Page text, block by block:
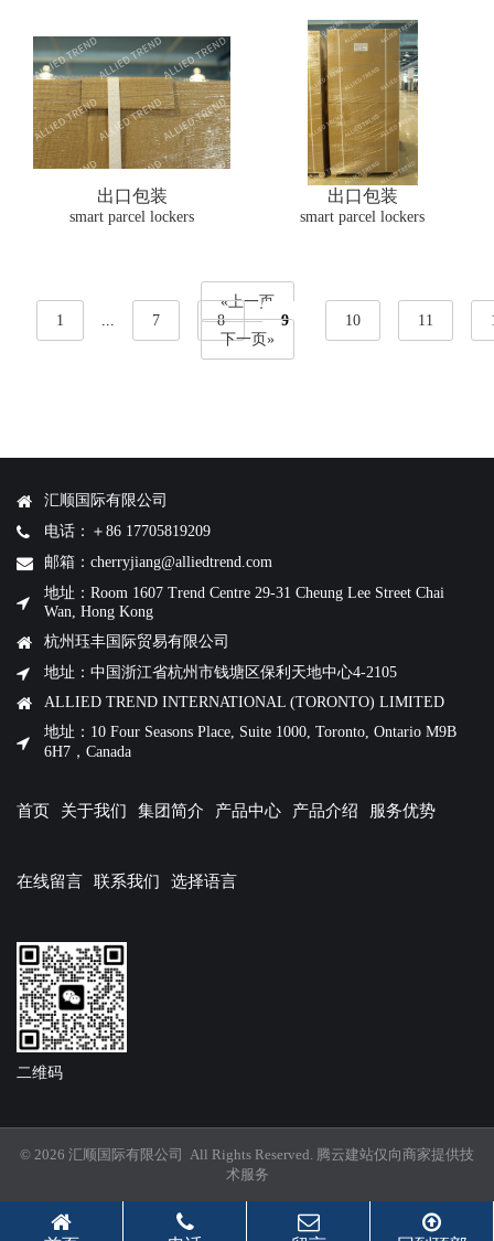
出口包装
smart parcel lockers
出口包装
smart parcel lockers
«上一页
1
... 7 8 9 10 11
下一页»
汇顺国际有限公司
电话：＋86 17705819209
邮箱：cherryjiang@alliedtrend.com
地址：Room 1607 Trend Centre 29-31 Cheung Lee Street Chai
Wan, Hong Kong
杭州珏丰国际贸易有限公司
地址：中国浙江省杭州市钱塘区保利天地中心4-2105
ALLIED TREND INTERNATIONAL (TORONTO) LIMITED
地址：10 Four Seasons Place, Suite 1000, Toronto, Ontario M9B
6H7，Canada
首页 关于我们 集团简介 产品中心 产品介绍 服务优势
在线留言 联系我们 选择语言
二维码
© 2026 汇顺国际有限公司 All Rights Reserved. 腾云建站仅向商家提供技
术服务